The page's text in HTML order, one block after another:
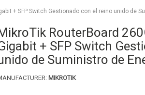
+ SFP Switch Gestionado con el reino unido de
RouterBoard
+ SFP Switch
de Suministro de
MIKROTIK